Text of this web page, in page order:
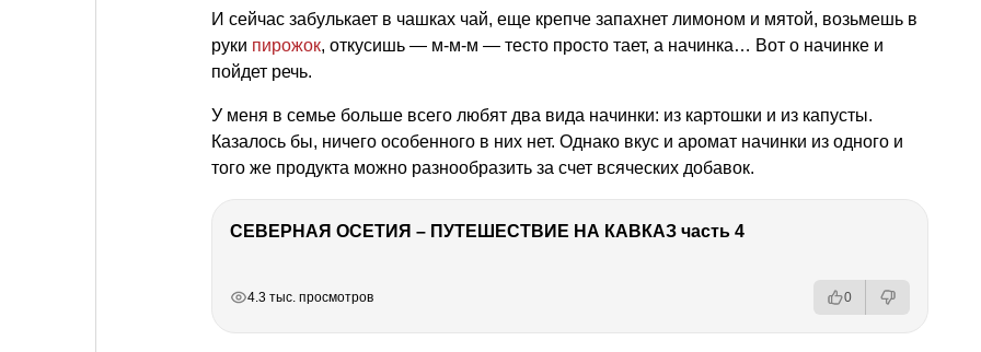
И сейчас забулькает в чашках чай, еще крепче запахнет лимоном и мятой, возьмешь в
руки пирожок, откусишь — м-м-м — тесто просто тает, а начинка… Вот о начинке и
пойдет речь.
У меня в семье больше всего любят два вида начинки: из картошки и из капусты.
Казалось бы, ничего особенного в них нет. Однако вкус и аромат начинки из одного и
того же продукта можно разнообразить за счет всяческих добавок.
СЕВЕРНАЯ ОСЕТИЯ – ПУТЕШЕСТВИЕ НА КАВКАЗ часть 4
4.3 тыс. просмотров 0